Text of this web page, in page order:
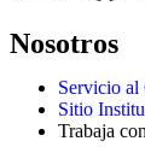
Nosotros
Servicio al
Sitio
Trabaja